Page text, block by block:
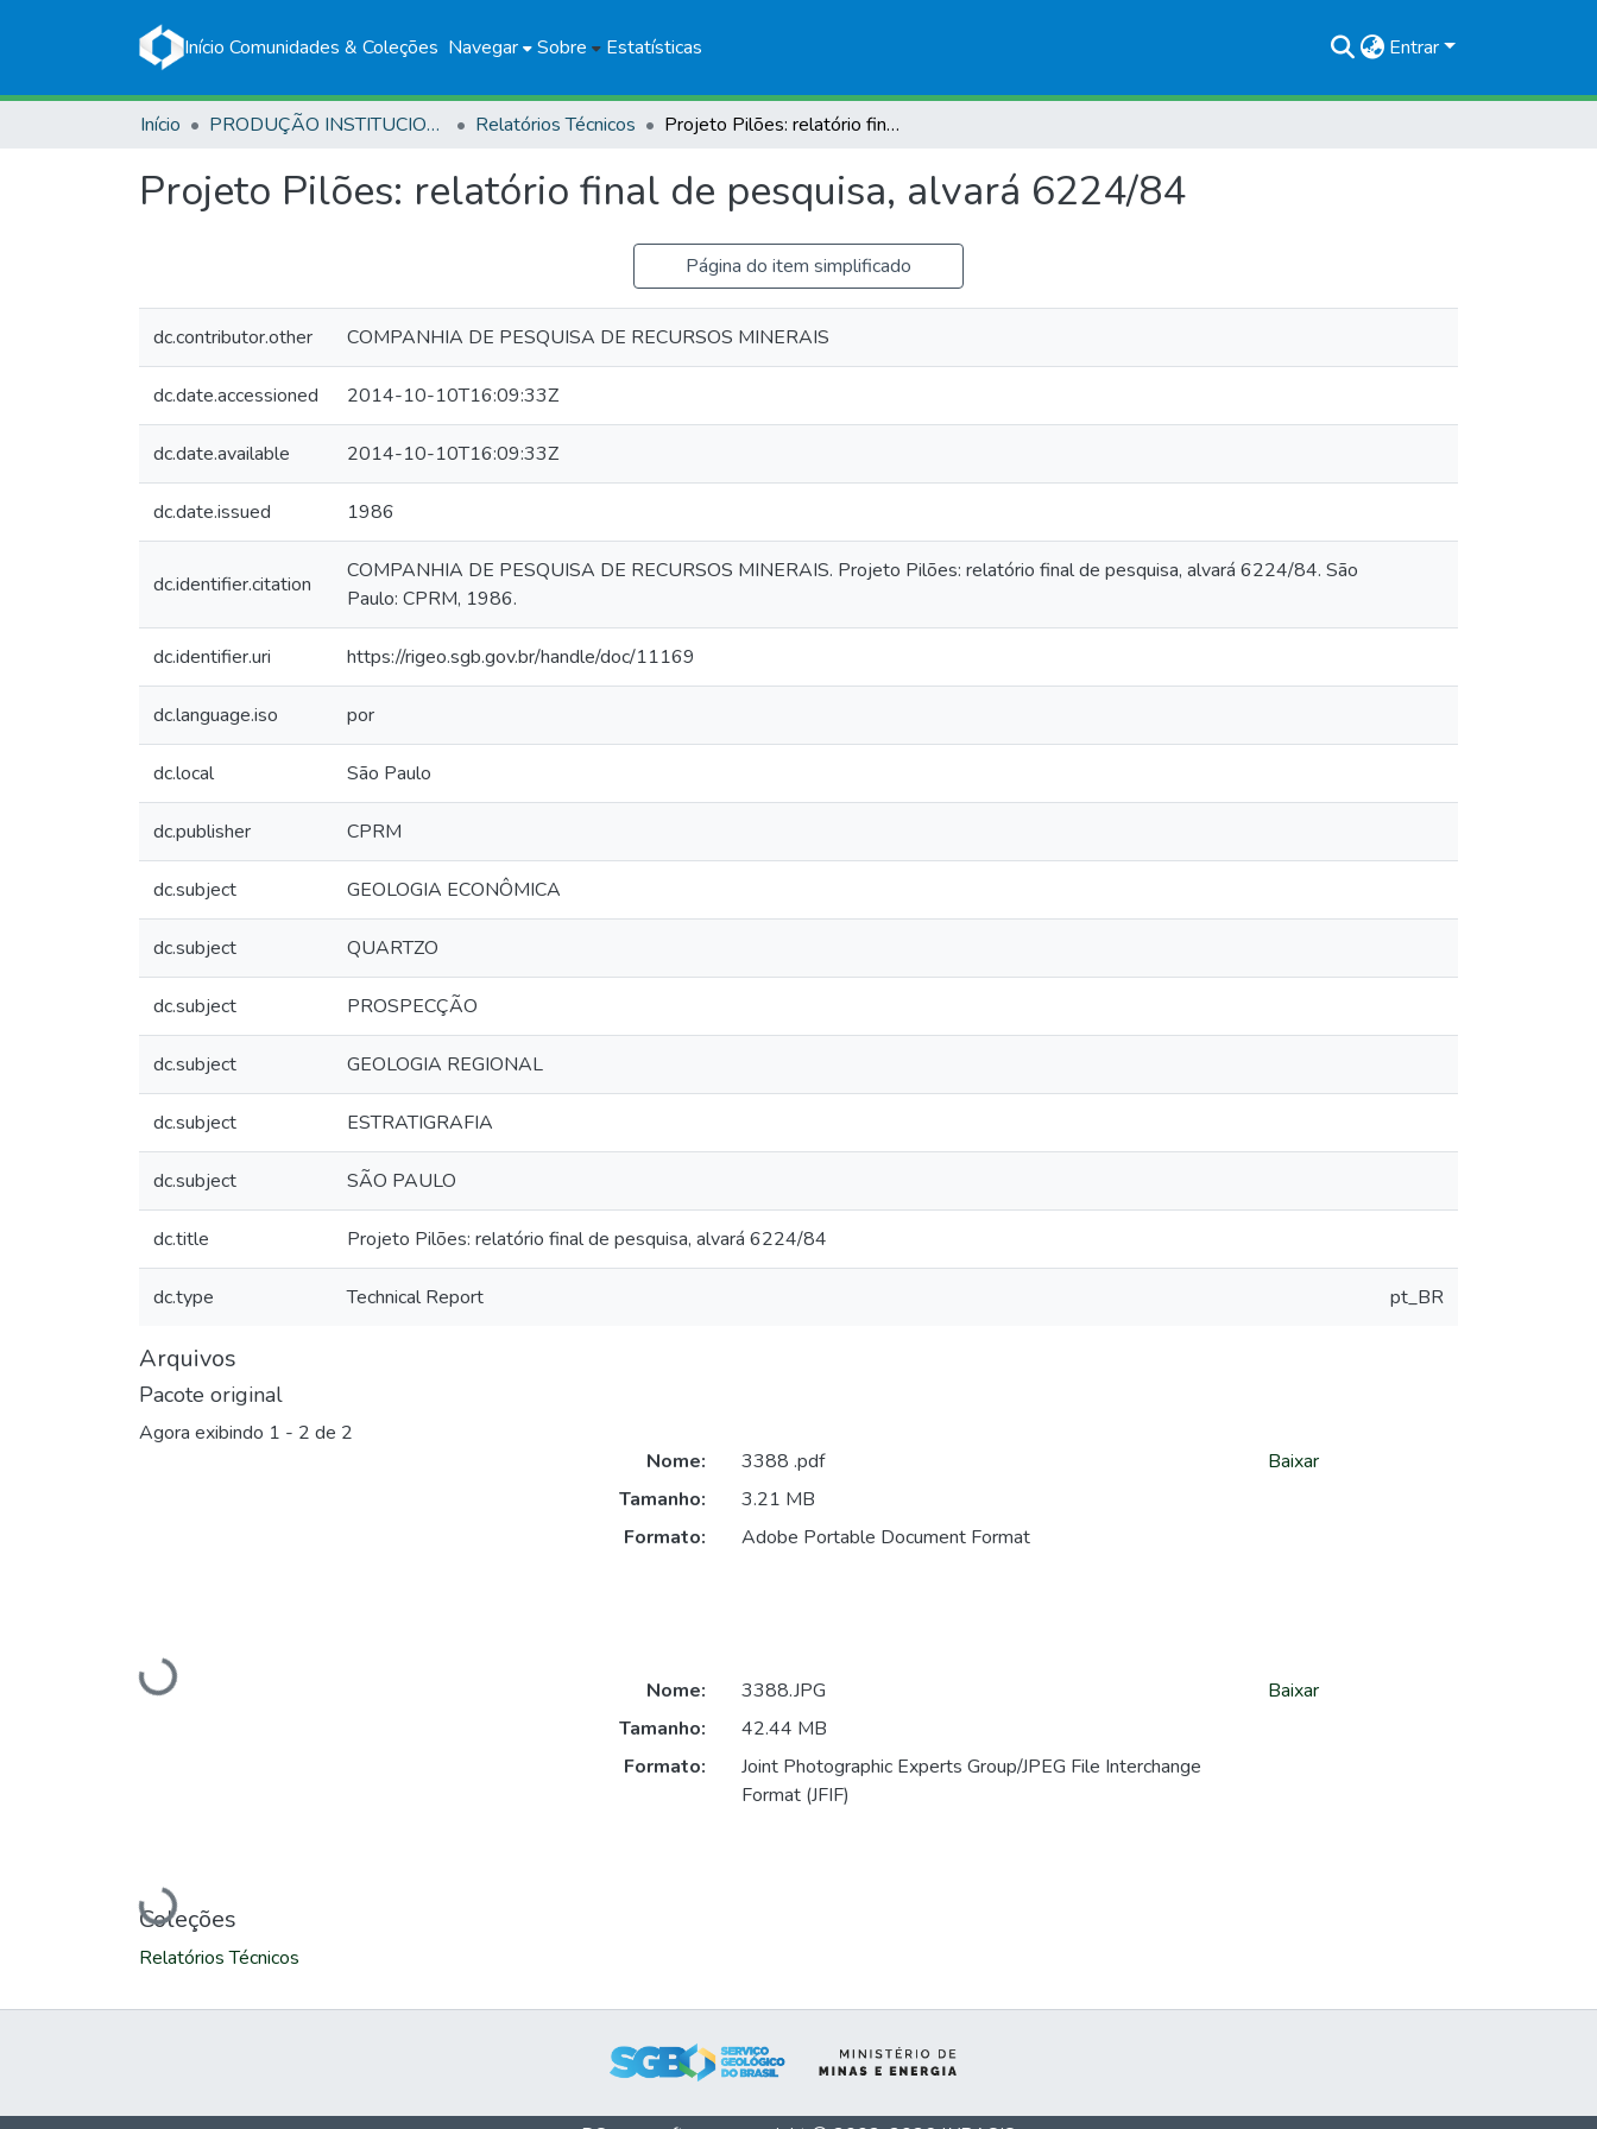
Início Comunidades & Coleções Navegar Sobre Estatísticas Entrar
Início PRODUÇÃO INSTITUCIONAL Relatórios Técnicos Projeto Pilões: relatório final de pesquisa, alvará 6224/84
Projeto Pilões: relatório final de pesquisa, alvará 6224/84
Página do item simplificado
dc.contributor.other COMPANHIA DE PESQUISA DE RECURSOS MINERAIS
dc.date.accessioned 2014-10-10T16:09:33Z
dc.date.available 2014-10-10T16:09:33Z
dc.date.issued 1986
dc.identifier.citation
COMPANHIA DE PESQUISA DE RECURSOS MINERAIS. Projeto Pilões: relatório final de pesquisa, alvará 6224/84. São
Paulo: CPRM, 1986.
dc.identifier.uri https://rigeo.sgb.gov.br/handle/doc/11169
dc.language.iso por
dc.local São Paulo
dc.publisher CPRM
dc.subject GEOLOGIA ECONÔMICA
dc.subject QUARTZO
dc.subject PROSPECÇÃO
dc.subject GEOLOGIA REGIONAL
dc.subject ESTRATIGRAFIA
dc.subject SÃO PAULO
dc.title Projeto Pilões: relatório final de pesquisa, alvará 6224/84
dc.type Technical Report pt_BR
Arquivos
Pacote original
Agora exibindo 1 - 2 de 2
Carregando...
Nome:
3388 .pdf
Tamanho:
3.21 MB
Formato:
Adobe Portable Document Format
Baixar
Carregando...
Nome:
3388.JPG
Tamanho:
42.44 MB
Formato:
Joint Photographic Experts Group/JPEG File Interchange
Format (JFIF)
Baixar
Coleções
Relatórios Técnicos